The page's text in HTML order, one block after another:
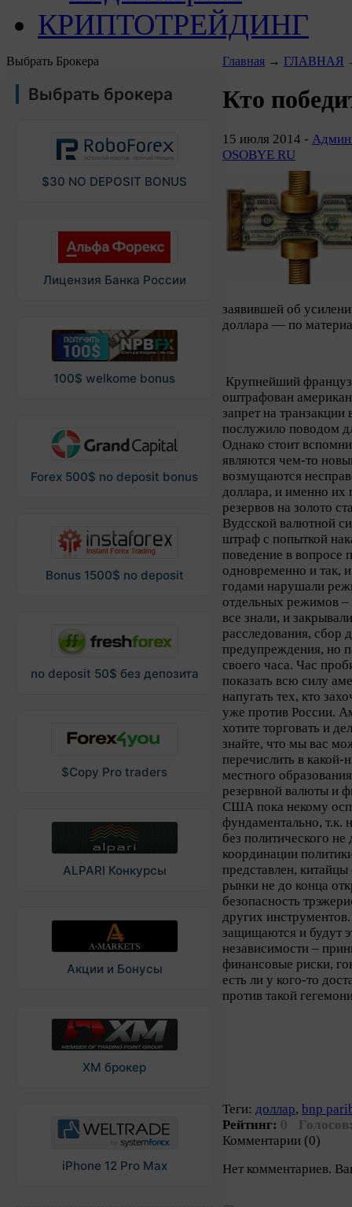
КРИПТОТРЕЙДИНГ
Выбрать Брокера
Выбрать брокера
$30 NO DEPOSIT BONUS
Лицензия Банка России
100$ welkome bonus
Forex 500$ no deposit bonus
Bonus 1500$ no deposit
no deposit 50$ без депозита
$Copy Pro traders
ALPARI Конкурсы
Акции и Бонусы
XM брокер
iPhone 12 Pro Max
Главная → ГЛАВНАЯ
Кто
15 июля 2014 -
OSOBYE RU
заявившей об
доллара — по
Крупнейший
оштрафован
запрет на транзакции
послужило поводом
Однако стоит
являются чем-то
возмущаются
доллара, и именно их
резервов на золото
Вудсской валютной
штраф с попыткой
поведение в вопросе
одновременно и так,
годами нарушали
отдельных режимов
все знали, и
расследования, сбор
предупреждения, но
своего часа. Час
показать всю силу
напугать тех, кто
уже против России.
хотите торговать и
знайте, что мы вас
перечислить в какой-
местного
резервной валюты и
США пока некому
фундаментально, т.к.
без политического
координации
представлен,
рынки не до конца
безопасность
других
защищаются и будут
независимости –
финансовые риски,
есть ли у кого-то
против такой
Теги: доллар, bnp
Рейтинг: 0
Комментарии (0)
Нет комментариев.